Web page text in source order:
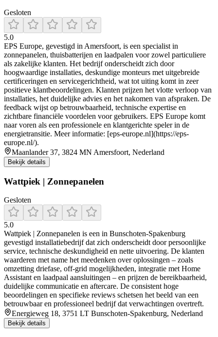
Gesloten
5.0
EPS Europe, gevestigd in Amersfoort, is een specialist in
zonnepanelen, thuisbatterijen en laadpalen voor zowel particuliere
als zakelijke klanten. Het bedrijf onderscheidt zich door
hoogwaardige installaties, deskundige monteurs met uitgebreide
certificeringen en servicegerichtheid, wat tot uiting komt in zeer
positieve klantbeoordelingen. Klanten prijzen het vlotte verloop van
installaties, het duidelijke advies en het nakomen van afspraken. De
feedback wijst op betrouwbaarheid, technische expertise en
zichtbare financiële voordelen voor gebruikers. EPS Europe komt
naar voren als een professionele en klantgerichte speler in de
energietransitie. Meer informatie: [eps-europe.nl](https://eps-
europe.nl/).
Maanlander 37, 3824 MN Amersfoort, Nederland
Bekijk details
Wattpiek | Zonnepanelen
Gesloten
5.0
Wattpiek | Zonnepanelen is een in Bunschoten‑Spakenburg
gevestigd installatiebedrijf dat zich onderscheidt door persoonlijke
service, technische deskundigheid en nette uitvoering. De klanten
waarderen met name het meedenken over oplossingen – zoals
omzetting driefase, off‑grid mogelijkheden, integratie met Home
Assistant en laadpaal aansluitingen – en prijzen de bereikbaarheid,
duidelijke communicatie en aftercare. De consistent hoge
beoordelingen en specifieke reviews schetsen het beeld van een
betrouwbaar en professioneel bedrijf dat verwachtingen overtreft.
Energieweg 18, 3751 LT Bunschoten-Spakenburg, Nederland
Bekijk details